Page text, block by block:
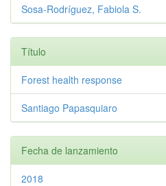
Sosa-Rodríguez, Fabiola S.
Título
Forest health response
Santiago Papasquiaro
Fecha de lanzamiento
2018